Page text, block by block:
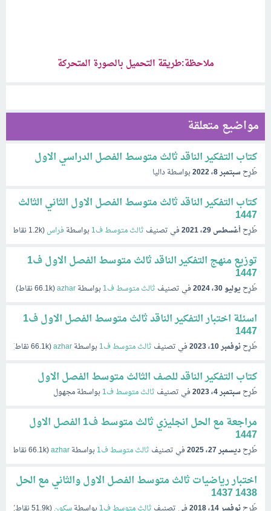
ملاحظة:طريقة التحميل بالصورة المتحركة
مواضيع متعلقة
كتاب التفكير الناقد ثالث متوسط الفصل الدراسي الاول
طُرِح سبتمبر 8، 2022 بواسطةداليا
كتاب التفكير الناقد ثالث متوسط الفصل الاول الثاني الثالث
1447
طُرِحأغسطس 29، 2021 في تصنيف ثالث متوسط ف1 بواسطةفراس(
1.2kنقاط)
توزيع منهج التفكير الناقد ثالث متوسط الفصل الاول ف1
1447
طُرِحيوليو 30، 2024 في تصنيف ثالث متوسط ف1 بواسطةazhar
(
66.1kنقاط)
اسئلة اختبار التفكير الناقد ثالث متوسط الفصل الاول ف1
1447
طُرِحنوفمبر 10، 2023 في تصنيف ثالث متوسط ف1 بواسطةazhar
(
66.1kنقاط)
كتاب التفكير الناقد للصف الثالث متوسط الفصل الاول
طُرِح سبتمبر 4، 2023 في تصنيف ثالث متوسط ف1 بواسطةمجهول
مراجعة مع الحل انجليزي ثالث متوسط ف1 الفصل الاول
1447
طُرِحديسمبر 27، 2025 في تصنيف ثالث متوسط ف1 بواسطةazhar
(
66.1kنقاط)
اختبار رياضيات ثالث متوسط الفصل الاول والثاني مع الحل
1438 1437